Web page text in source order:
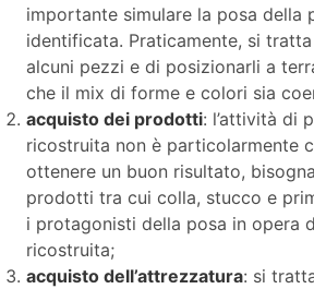
importante simulare la posa della
identificata. Praticamente, si
alcuni pezzi e di posizionarli a
che il mix di forme e colori sia
acquisto dei prodotti: l’attività di
ricostruita non è particolarmente
ottenere un buon risultato,
prodotti tra cui colla, stucco e
i protagonisti della posa in opera
ricostruita;
acquisto dell’attrezzatura: si